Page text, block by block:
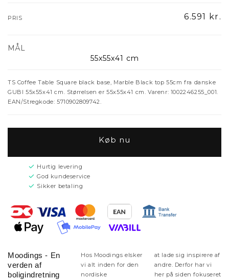
PRIS 6.591 kr.
MÅL
55x55x41 cm
TS Coffee Table Square black base, Marble Black top 55cm fra danske
GUBI 55x55x41 cm. Størrelsen er 55x55x41 cm. Varenr: 1002246255_001.
EAN/Stregkode: 5710902809742.
Køb nu
Hurtig levering
God kundeservice
Sikker betaling
Moodings - En
verden af
boligindretning
Hos Moodings elsker
vi alt inden for den
nordiske
at lade sig inspirere af
andre. Derfor har vi
her på siden fokuseret